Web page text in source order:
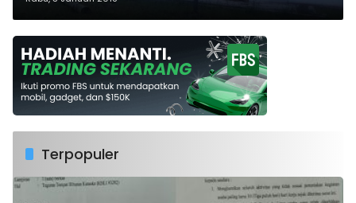
Terpopuler